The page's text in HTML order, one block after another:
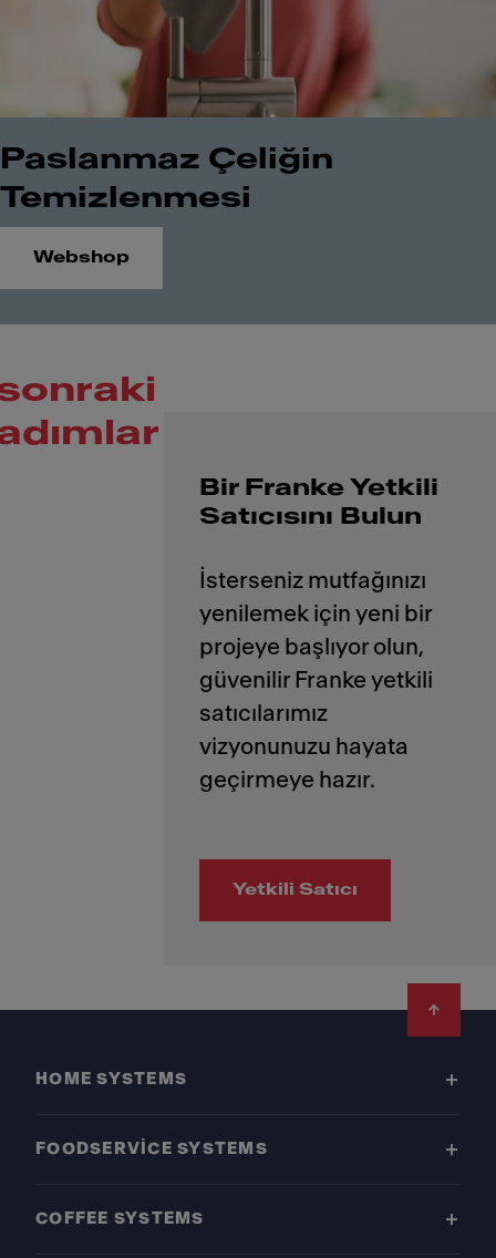
Paslanmaz Çeliğin
Temizlenmesi
Webshop
Bir Franke Yetkili
Satıcısını Bulun
İsterseniz mutfağınızı
yenilemek için yeni bir
projeye başlıyor olun,
güvenilir Franke yetkili
satıcılarımız
vizyonunuzu hayata
Yetkili Satıcı
HOME SYSTEMS
FOODSERVICE SYSTEMS
COFFEE SYSTEMS